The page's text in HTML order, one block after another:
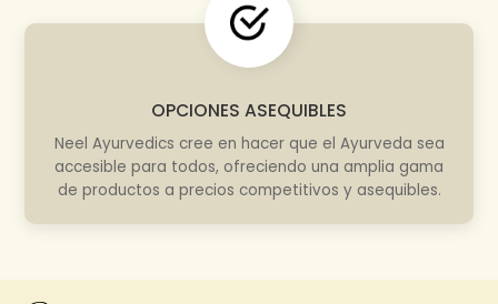
OPCIONES ASEQUIBLES
Neel Ayurvedics cree en hacer que el Ayurveda sea
accesible para todos, ofreciendo una amplia gama
de productos a precios competitivos y asequibles.